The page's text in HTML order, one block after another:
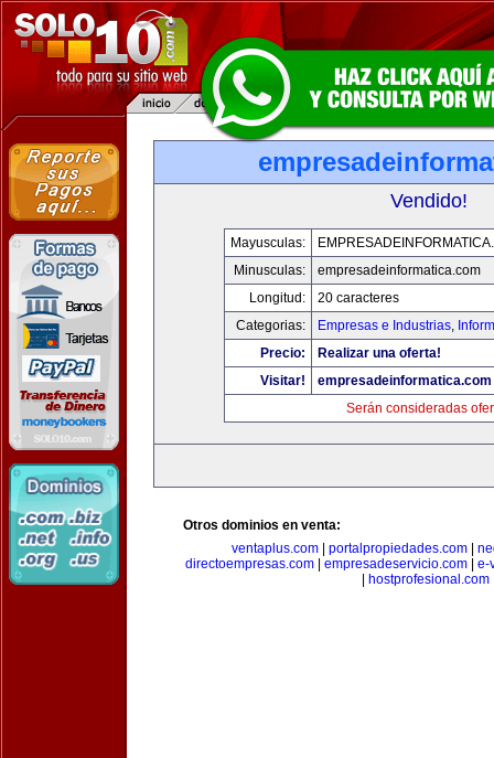
Vendido!
Mayusculas:
Minusculas:
empresadeinformatica.com
Longitud:
20 caracteres
Categorias:
Empresas e Industrias,
Precio:
Realizar una oferta!
Visitar!
empresadeinformatica.com
Serán consideradas
Otros dominios en venta:
ventaplus.com
portalpropiedades.com
directoempresas.com
empresadeservicio.com
e-
hostprofesional.com